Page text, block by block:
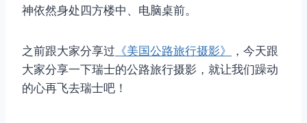
神依然身处四方楼中、电脑桌前。
之前跟大家分享过 《美国公路旅行摄影》
，今天跟
大家分享一下瑞士的公路旅行摄影，就让我们躁动
的心再飞去瑞士吧！